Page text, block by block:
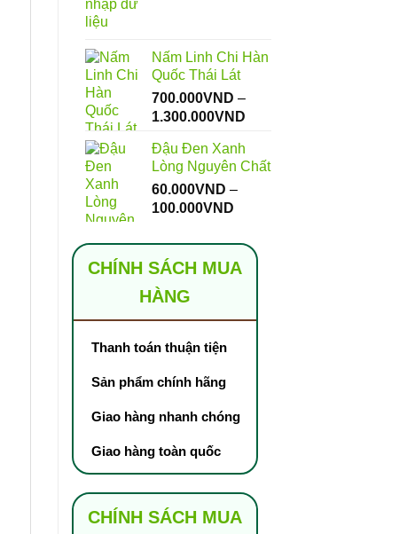
Nấm Linh Chi Hàn
Quốc Thái Lát
700.000VND –
1.300.000VND
700.000VND
Đậu Đen Xanh
Lòng Nguyên Chất
60.000VND –
100.000VND
từ
60.000VND
CHÍNH SÁCH MUA
HÀNG
Thanh toán thuận tiện
Sản phẩm chính hãng
Giao hàng nhanh chóng
Giao hàng toàn quốc
CHÍNH SÁCH MUA